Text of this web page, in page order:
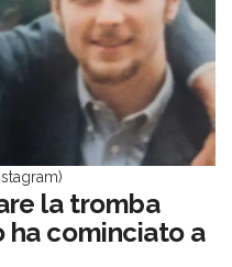
la tromba
ha cominciato a